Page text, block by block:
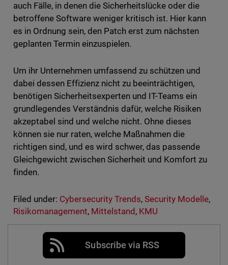
auch Fälle, in denen die Sicherheitslücke oder die
betroffene Software weniger kritisch ist. Hier kann
es in Ordnung sein, den Patch erst zum nächsten
geplanten Termin einzuspielen.
Um ihr Unternehmen umfassend zu schützen und
dabei dessen Effizienz nicht zu beeinträchtigen,
benötigen Sicherheitsexperten und IT-Teams ein
grundlegendes Verständnis dafür, welche Risiken
akzeptabel sind und welche nicht. Ohne dieses
können sie nur raten, welche Maßnahmen die
richtigen sind, und es wird schwer, das passende
Gleichgewicht zwischen Sicherheit und Komfort zu
finden.
Filed under: Cybersecurity Trends,Security Modelle,
Risikomanagement, Mittelstand , KMU
Subscribe via RSS